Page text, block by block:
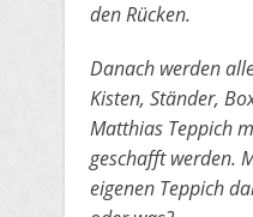
den Rücken.
​Danach werden
Kisten, Ständer,
Matthias Teppich
geschafft werden.
eigenen Teppich